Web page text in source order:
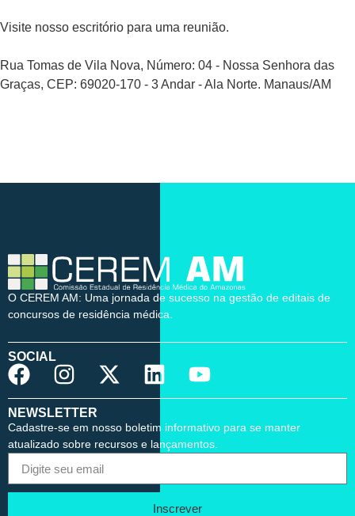
Visite nosso escritório para uma reunião.
Rua Tomas de Vila Nova, Número: 04 - Nossa Senhora das
Graças, CEP: 69020-170 - 3 Andar - Ala Norte. Manaus/AM
O CEREM AM: Uma jornada de sucesso na gestão de editais de
concursos de residência médica.
SOCIAL
NEWSLETTER
Cadastre-se em nosso boletim informativo para se manter
atualizado sobre recursos e lançamentos.
Inscrever